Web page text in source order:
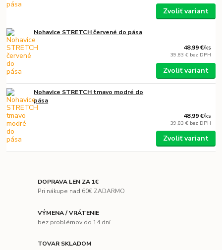
Zvoliť variant
Nohavice STRETCH červené do pása
48,99 €/ks
39,83 € bez DPH
Zvoliť variant
Nohavice STRETCH tmavo modré do
pása
48,99 €/ks
39,83 € bez DPH
Zvoliť variant
DOPRAVA LEN ZA 1€
Pri nákupe nad 60€ ZADARMO
VÝMENA / VRÁTENIE
bez problémov do 14 dní
TOVAR SKLADOM